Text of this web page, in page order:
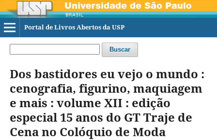
Portal de Livros Abertos da USP
Buscar
Dos bastidores eu vejo o mundo :
cenografia, figurino, maquiagem
e mais : volume XII : edição
especial 15 anos do GT Traje de
Cena no Colóquio de Moda